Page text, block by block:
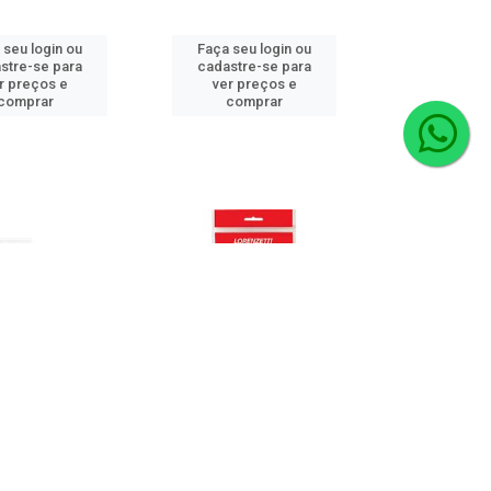
seu login ou
se para
preços e
Faça seu login ou
cadastre-se para
ver preços e
comprar